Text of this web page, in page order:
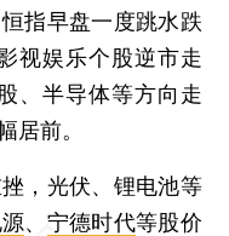
指早盘一度跳水跌
视娱乐个股逆市走
、半导体等方向走
居前。
，光伏、锂电池等
、 宁德时代等股价